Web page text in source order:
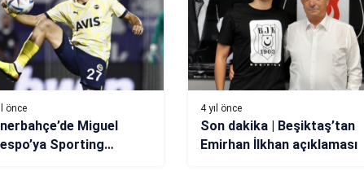
önce
Miguel
Sporting
4 yıl önce
Son dakika | Beşiktaş’tan
Emirhan İlkhan açıklaması